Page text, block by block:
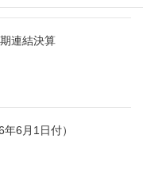
連結決算
6月1日付）